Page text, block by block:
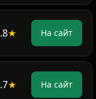
★ На сайт
★ На сайт